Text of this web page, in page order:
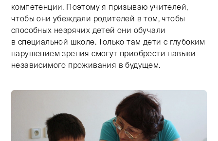
компетенции. Поэтому я призываю учителей,
чтобы они убеждали родителей в том, чтобы
способных незрячих детей они обучали
в специальной школе. Только там дети с глубоким
нарушением зрения смогут приобрести навыки
независимого проживания в будущем.